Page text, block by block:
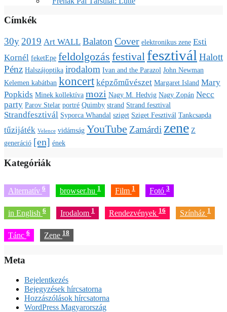
Címkék
30y 2019 Art WALL Balaton Cover elektronikus zene Esti
Kornél feketEpe feldolgozás festival fesztivál Halott
Pénz Halszájoptika irodalom Ivan and the Parazol John Newman
Kelemen kabátban koncert képzőművészet Margaret Island Mary
Popkids Minek kollektíva mozi Nagy M. Hedvig Nagy Zopán Necc
party Parov Stelar portré Quimby strand Strand fesztival
Strandfesztivál Syporca Whandal sziget Sziget Fesztivál Tankcsapda
tűzijáték Velence vidámság YouTube Zamárdi zene Z
generáció [en] ének
Kategóriák
Alternatív 6 browser.hu 1 Film 1 Fotó 3
in English 6 Irodalom 1 Rendezvények 16 Színház 1
Tánc 6 Zene 18
Meta
Bejelentkezés
Bejegyzések hírcsatorna
Hozzászólások hírcsatorna
WordPress Magyarország